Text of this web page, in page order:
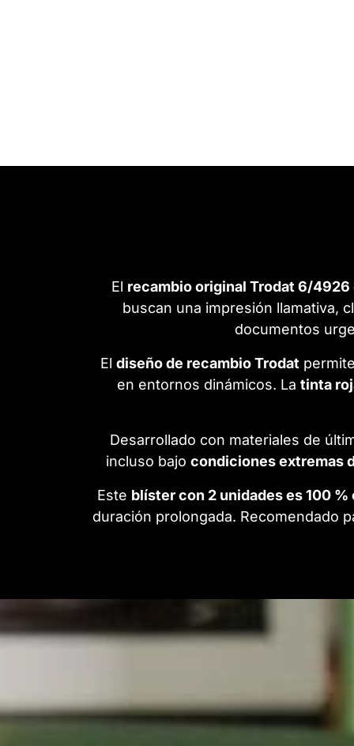
El recambio original Trodat 6/4926
buscan una impresión llamativa,
documentos
El diseño de recambio Trodat
en entornos dinámicos. La tinta
Desarrollado con materiales de
incluso bajo condiciones extremas
Este blíster con 2 unidades es 100
duración prolongada. Recomendado